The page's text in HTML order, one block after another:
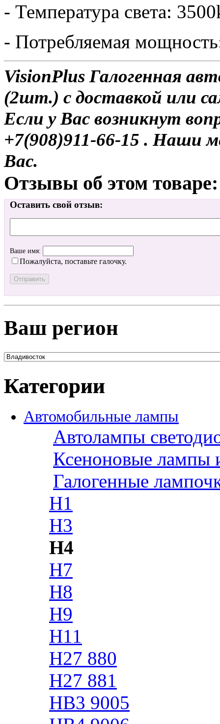
- Температура света:
- Потребляемая
VisionPlus Галогенная
(2шт.) с доставкой или
Если у Вас возникнут
+7(908)911-66-15 . Наши
Вас.
Отзывы об этом товаре:
Оставить свой отзыв:
Ваше имя:
Пожалуйста, поставьте галочку.
Ваш регион
Категории
Автомобильные лампы
Автолампы
Ксеноновые лампы
Галогенные
H1
H3
H4
H7
H8
H9
H11
H27 880
H27 881
HB3 9005